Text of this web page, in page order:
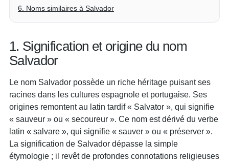
6. Noms similaires à Salvador
1. Signification et origine du nom
Salvador
Le nom Salvador possède un riche héritage puisant ses
racines dans les cultures espagnole et portugaise. Ses
origines remontent au latin tardif « Salvator », qui signifie
« sauveur » ou « secoureur ». Ce nom est dérivé du verbe
latin « salvare », qui signifie « sauver » ou « préserver ».
La signification de Salvador dépasse la simple
étymologie ; il revêt de profondes connotations religieuses